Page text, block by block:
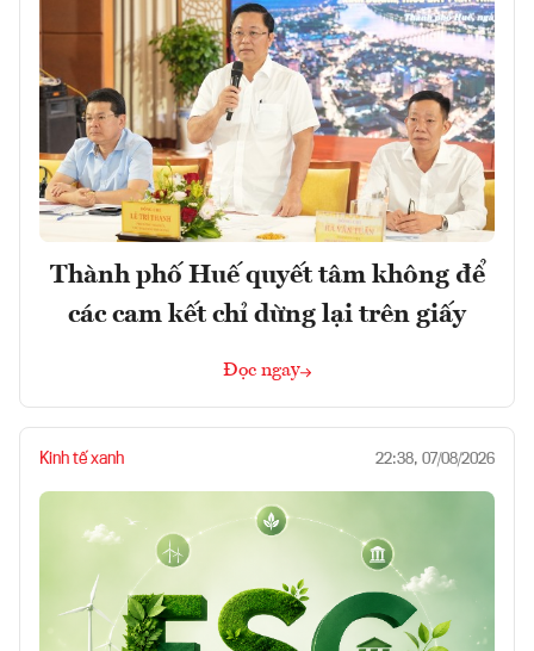
Thành phố Huế quyết tâm không để
các cam kết chỉ dừng lại trên giấy
Đọc ngay
Kinh tế xanh 22:38, 07/08/2026